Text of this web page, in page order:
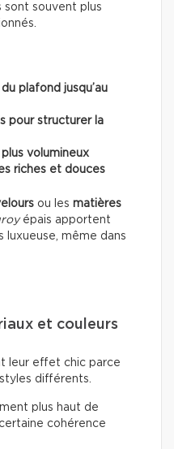
sont souvent plus
plafond jusqu’au
pour structurer la
volumineux
riches et douces
ou les matières
épais apportent
luxueuse, même dans
et couleurs
leur effet chic parce
différents.
plus haut de
cohérence